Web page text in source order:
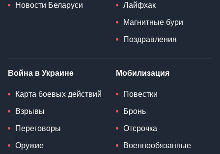
Новости Беларуси Лайфхак
Магнитные бури
Поздравления
Война в Украине
Карта боевых действий
Взрывы
Переговоры
Оружие
Мобилизация
Повестки
Бронь
Отсрочка
Военнообязанные